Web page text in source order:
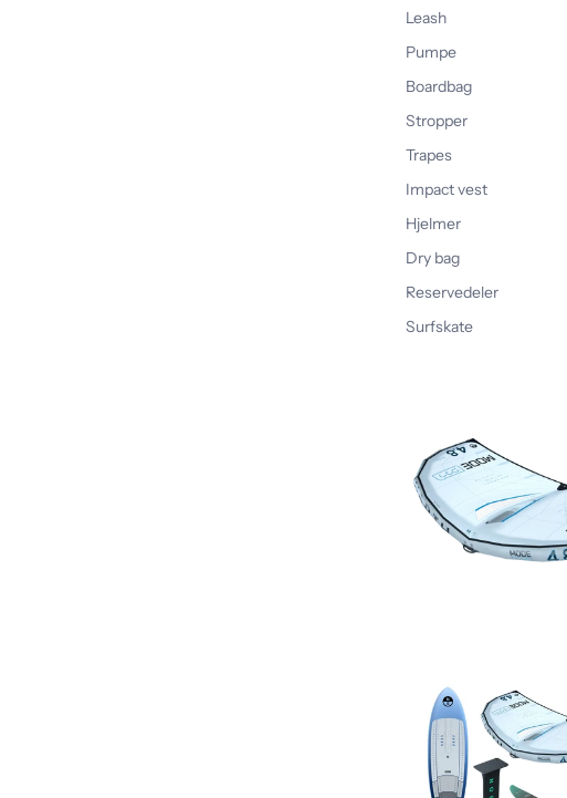
Leash
Pumpe
Boardbag
Stropper
Trapes
Impact vest
Hjelmer
Dry bag
Reservedeler
Surfskate